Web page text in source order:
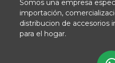
Somos una empresa
importación,
distribucion de accesorios
para el hogar.